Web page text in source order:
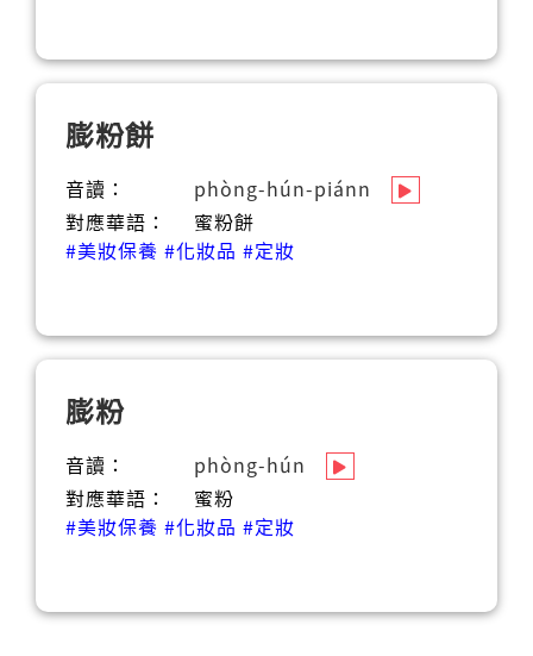
膨粉餅
音讀：
phòng-hún-piánn
對應華語：
蜜粉餅
#美妝保養 #化妝品 #定妝
膨粉
音讀：
phòng-hún
對應華語：
蜜粉
#美妝保養 #化妝品 #定妝